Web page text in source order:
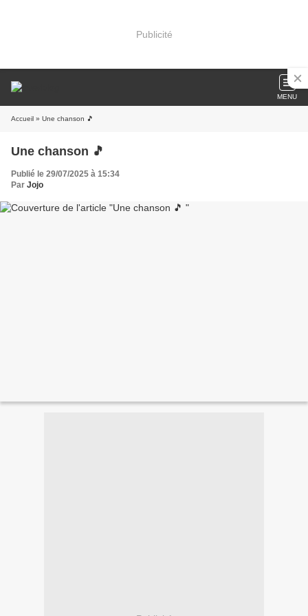
Publicité
MENU
Accueil » Une chanson 🎵
Une chanson 🎵
Publié le 29/07/2025 à 15:34
Par Jojo